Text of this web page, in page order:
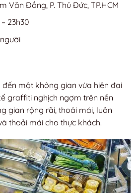
Văn Đồng, P. Thủ Đức, TP.HCM
23h30
một không gian vừa hiện đại
graffiti nghịch ngợm trên nền
gian rộng rãi, thoải mái, luôn
thoải mái cho thực khách.